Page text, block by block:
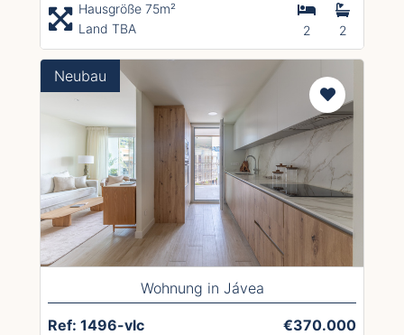
Hausgröße 75m²
Land TBA
2 2
Neubau
Wohnung in Jávea
Ref: 1496-vlc €370.000